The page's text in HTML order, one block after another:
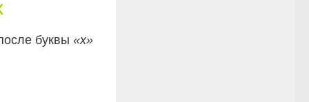
буквы «х»